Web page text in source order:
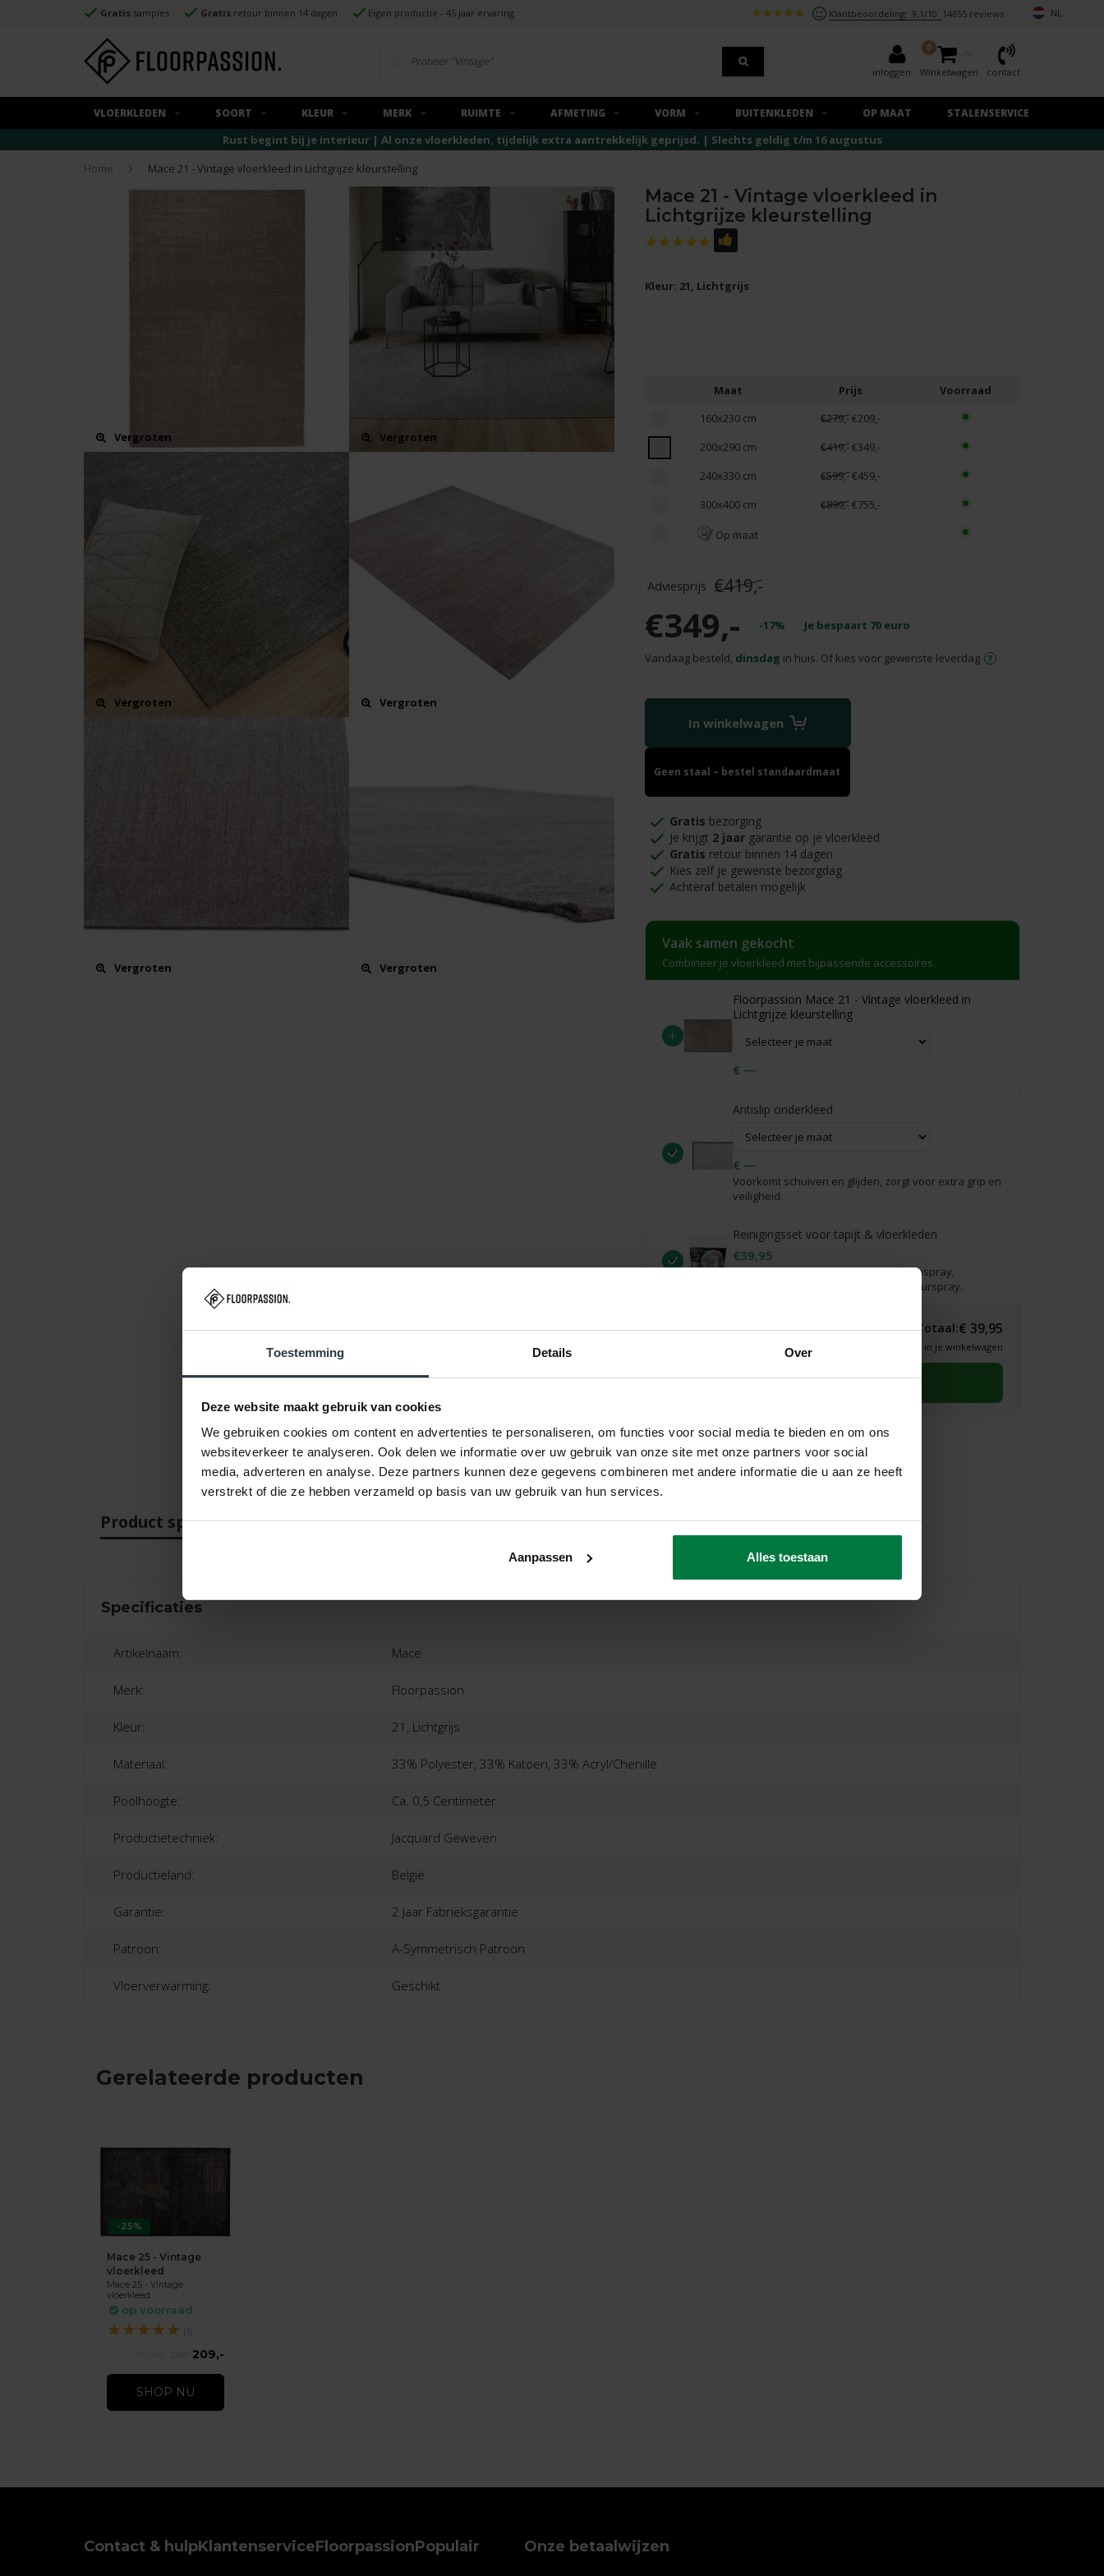
Toestemming Details Over
Deze website maakt gebruik van cookies
We gebruiken cookies om content en advertenties te personaliseren, om functies voor social media te bieden en om ons
websiteverkeer te analyseren. Ook delen we informatie over uw gebruik van onze site met onze partners voor social
media, adverteren en analyse. Deze partners kunnen deze gegevens combineren met andere informatie die u aan ze heeft
verstrekt of die ze hebben verzameld op basis van uw gebruik van hun services.
Aanpassen Alles toestaan
Gratis samples Gratis retour binnen 14 dagen. Eigen productie - 45 jaar ervaring Klantbeoordeling: 9,1/10 14655 reviews NL
inloggen
0
Winkelwagen contact
VLOERKLEDEN SOORT KLEUR MERK RUIMTE AFMETING VORM BUITENKLEDEN OP MAAT STALENSERVICE
Rust begint bij je interieur | Al onze vloerkleden, tijdelijk extra aantrekkelijk geprijsd. | Slechts geldig t/m 16 augustus
Home
Mace 21 - Vintage vloerkleed in Lichtgrijze kleurstelling
Vergroten Vergroten
Vergroten Vergroten
Vergroten Vergroten
Mace 21 - Vintage vloerkleed in
Lichtgrijze kleurstelling
Kleur: 21, Lichtgrijs
Maat Prijs
Voorraad
160x230 cm
€279,-€209,-
200x290 cm
€419,-€349,-
240x330 cm
€599,-€459,-
300x400 cm
€899,-€755,-
Op maat
€419,-
€349,- -17% Je bespaart 70euro
Vandaag besteld, dinsdag in huis. Of kies voor gewenste leverdag
In winkelwagen
Geen staal – bestel standaardmaat
Gratis bezorging
Je krijgt 2 jaargarantie op je vloerkleed
Gratis retour binnen 14 dagen
Kies zelf je gewenste bezorgdag
Achteraf betalen mogelijk
Vaak samen gekocht
Combineer je vloerkleed met bijpassende accessoires.
+
Floorpassion Mace 21 - Vintage vloerkleed in
Lichtgrijze kleurstelling
€ —
Antislip onderkleed
€ —
Voorkomt schuiven en glijden, zorgt voor extra grip en
veiligheid.
Reinigingsset voor tapijt & vloerkleden
€39,95
Complete verzorgingsset: incl. vlekkenspray,
vlekkenwonder, handdoekje & interieurspray.
Totaal:€ 39,95
* Definitieve prijs zie je in je winkelwagen
Selecteer eerst een maat
Product specificaties Beoordelingen Product
Specificaties
Artikelnaam: Mace
Merk: Floorpassion
Kleur: 21, Lichtgrijs
Materiaal: 33% Polyester, 33% Katoen, 33% Acryl/Chenille
Poolhoogte: Ca. 0,5 Centimeter
Productietechniek: Jacquard Geweven
Productieland: België
Garantie: 2 Jaar Fabrieksgarantie
Patroon: A-Symmetrisch Patroon
Vloerverwarming: Geschikt
Gerelateerde producten
-25%
Mace 25 - Vintage
vloerkleed
Mace 25 - Vintage
vloerkleed
op voorraad
★★★★★ (1)
209,-
SHOP NU
Contact & hulpKlantenserviceFloorpassionPopulair Onze betaalwijzen